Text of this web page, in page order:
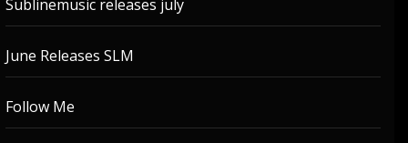
Sublinemusic releases july
June Releases SLM
Follow Me